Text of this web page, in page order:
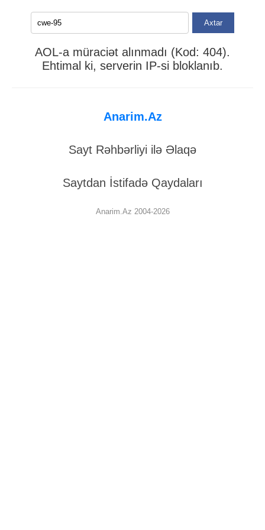
Axtar
AOL-a müraciət alınmadı (Kod: 404).
Ehtimal ki, serverin IP-si bloklanıb.
Anarim.Az
Sayt Rəhbərliyi ilə Əlaqə
Saytdan İstifadə Qaydaları
Anarim.Az 2004-2026